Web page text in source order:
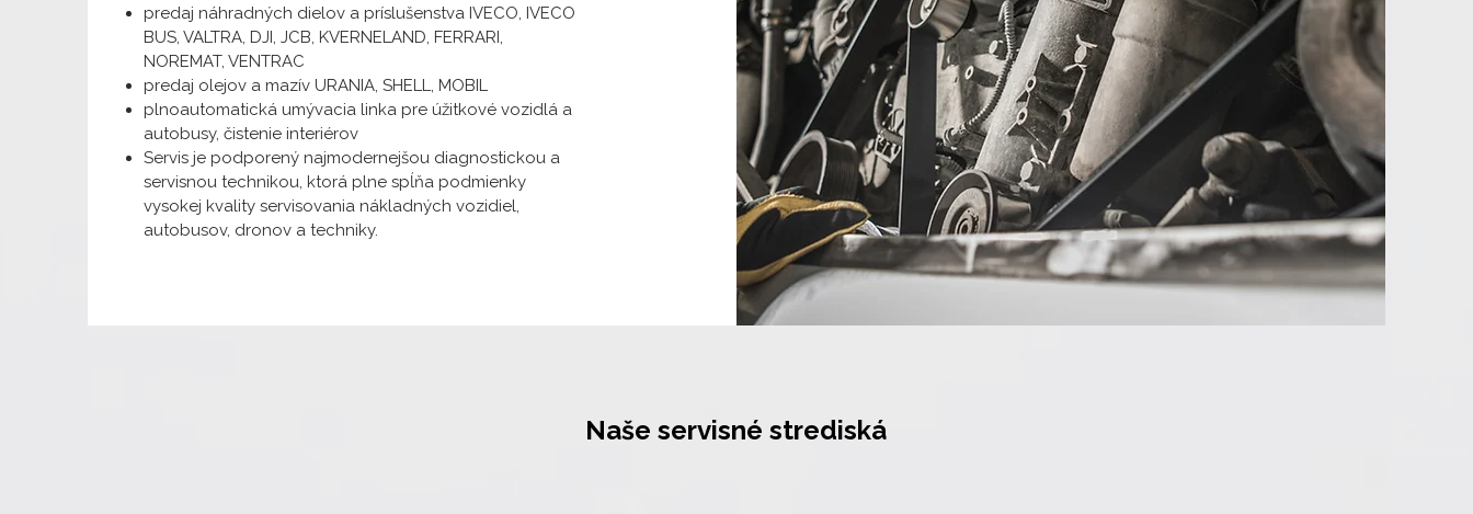
predaj náhradných dielov a príslušenstva IVECO, IVECO
BUS, VALTRA, DJI, JCB, KVERNELAND, FERRARI,
NOREMAT, VENTRAC
predaj olejov a mazív URANIA, SHELL, MOBIL
plnoautomatická umývacia linka pre úžitkové vozidlá a
autobusy, čistenie interiérov
Servis je podporený najmodernejšou diagnostickou a
servisnou technikou, ktorá plne spĺňa podmienky
vysokej kvality servisovania nákladných vozidiel,
autobusov, dronov a techniky.
Naše servisné strediská